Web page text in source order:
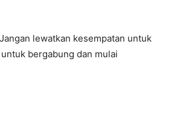
lewatkan kesempatan untuk
bergabung dan mulai